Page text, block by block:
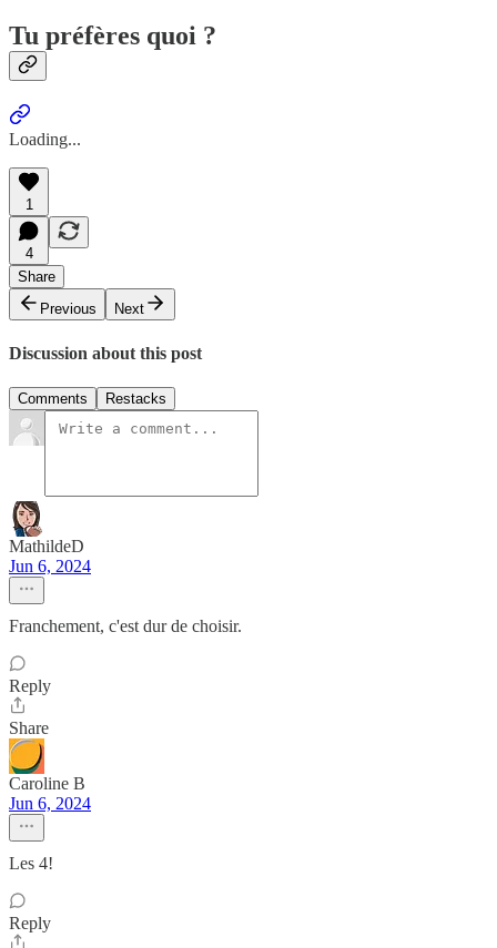
Tu préfères quoi ?
Loading...
1
4
Share
Previous
Next
Discussion about this post
Comments Restacks
MathildeD
Jun 6, 2024
Franchement, c'est dur de choisir.
Reply
Share
Caroline B
Jun 6, 2024
Les 4!
Reply